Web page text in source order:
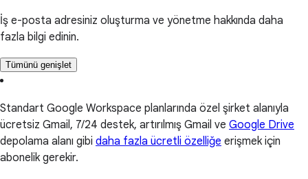
İş e-posta adresiniz oluşturma ve yönetme hakkında daha
fazla bilgi edinin.
Tümünü genişlet
Standart Google Workspace planlarında özel şirket alanıyla
ücretsiz Gmail, 7/24 destek, artırılmış Gmail ve Google Drive
depolama alanı gibi daha fazla ücretli özelliğe erişmek için
abonelik gerekir.